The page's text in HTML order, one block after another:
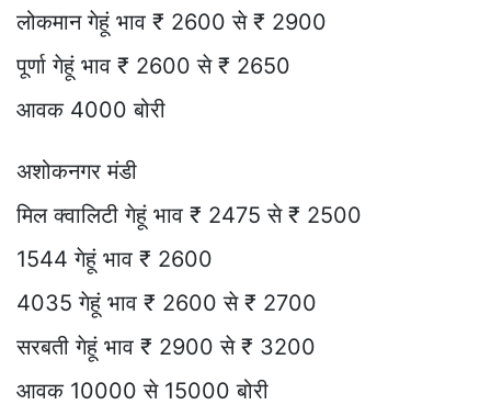
लोकमान गेहूं भाव ₹ 2600 से ₹ 2900
पूर्णा गेहूं भाव ₹ 2600 से ₹ 2650
आवक 4000 बोरी
अशोकनगर मंडी
मिल क्वालिटी गेहूं भाव ₹ 2475 से ₹ 2500
1544 गेहूं भाव ₹ 2600
4035 गेहूं भाव ₹ 2600 से ₹ 2700
सरबती गेहूं भाव ₹ 2900 से ₹ 3200
आवक 10000 से 15000 बोरी